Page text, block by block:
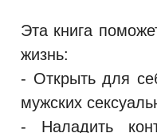
Эта книга
жизнь:
- Открыть для
мужских
- Наладить